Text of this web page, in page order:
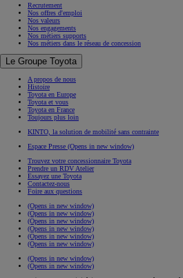
Recrutement
Nos offres d'emploi
Nos valeurs
Nos engagements
Nos métiers supports
Nos métiers dans le réseau de concession
Le Groupe Toyota
A propos de nous
Histoire
Toyota en Europe
Toyota et vous
Toyota en France
Toujours plus loin
KINTO, la solution de mobilité sans contrainte
Espace Presse (Opens in new window)
Trouvez votre concessionnaire Toyota
Prendre un RDV Atelier
Essayez une Toyota
Contactez-nous
Foire aux questions
(Opens in new window)
(Opens in new window)
(Opens in new window)
(Opens in new window)
(Opens in new window)
(Opens in new window)
(Opens in new window)
(Opens in new window)